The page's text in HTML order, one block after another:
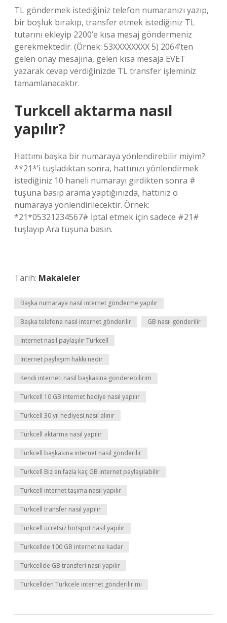
TL göndermek istediğiniz telefon numaranızı yazıp,
bir boşluk bırakıp, transfer etmek istediğiniz TL
tutarını ekleyip 2200’e kısa mesaj göndermeniz
gerekmektedir. (Örnek: 53XXXXXXXX 5) 2064’ten
gelen onay mesajına, gelen kısa mesaja EVET
yazarak cevap verdiğinizde TL transfer işleminiz
tamamlanacaktır.
Turkcell aktarma nasıl
yapılır?
Hattımı başka bir numaraya yönlendirebilir miyim?
**21*’i tuşladıktan sonra, hattınızı yönlendirmek
istediğiniz 10 haneli numarayı girdikten sonra #
tuşuna basıp arama yaptığınızda, hattınız o
numaraya yönlendirilecektir. Örnek:
*21*05321234567# İptal etmek için sadece #21#
tuşlayıp Ara tuşuna basın.
Tarih: Makaleler
Başka numaraya nasıl internet gönderme yapılır
Başka telefona nasıl internet gönderilir GB nasıl gönderilir
İnternet nasıl paylaşılır Turkcell
İnternet paylaşım hakkı nedir
Kendi interneti nasıl başkasına gönderebilirim
Turkcell 10 GB internet hediye nasıl yapılır
Turkcell 30 yıl hediyesi nasıl alınır
Turkcell aktarma nasıl yapılır
Turkcell başkasına internet nasıl gönderilir
Turkcell Biz en fazla kaç GB internet paylaşılabilir
Turkcell internet taşıma nasıl yapılır
Turkcell transfer nasıl yapılır
Turkcell ücretsiz hotspot nasıl yapılır
Turkcellde 100 GB internet ne kadar
Turkcellde GB transferi nasıl yapılır
Turkcellden Turkcele internet gönderilir mi